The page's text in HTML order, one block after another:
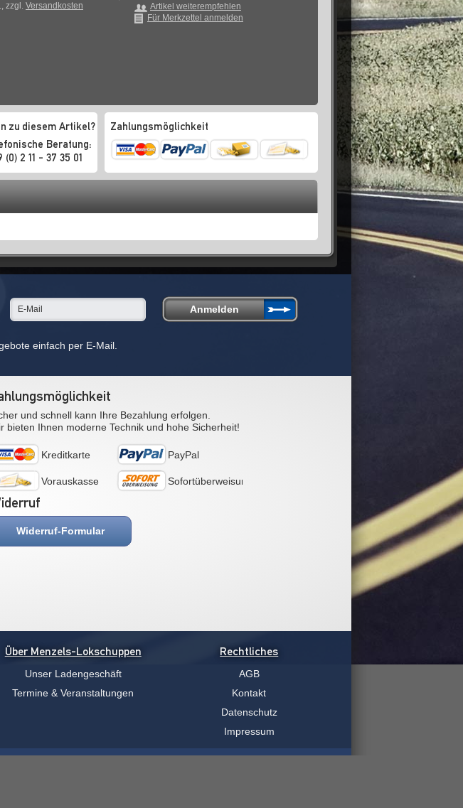
zzgl. Versandkosten
Artikel weiterempfehlen
Für Merkzettel anmelden
zu diesem Artikel?
Beratung:
(0) 2 11 - 37 35 01
Zahlungsmöglichkeit
einfach per E-Mail.
und schnell kann Ihre Bezahlung erfolgen.
bieten Ihnen moderne Technik und hohe Sicherheit!
Kreditkarte PayPal
Vorauskasse Sofortüberweisung
Widerruf-Formular
Über Menzels-Lokschuppen
Unser Ladengeschäft
Termine & Veranstaltungen
Rechtliches
AGB
Kontakt
Datenschutz
Impressum